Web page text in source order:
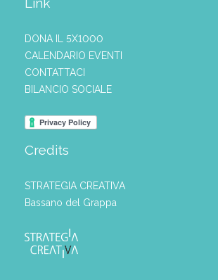
DONA IL 5X1000
CALENDARIO EVENTI
CONTATTACI
BILANCIO SOCIALE
Credits
STRATEGIA CREATIVA
Bassano del Grappa